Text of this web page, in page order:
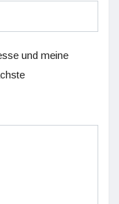
und meine